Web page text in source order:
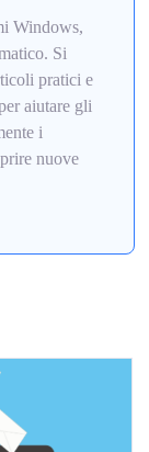
Windows,
Si
pratici e
aiutare gli
i
nuove